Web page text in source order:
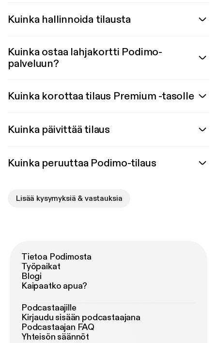
Kuinka hallinnoida tilausta
Kuinka ostaa lahjakortti Podimo-
palveluun?
Kuinka korottaa tilaus Premium -tasolle
Kuinka päivittää tilaus
Kuinka peruuttaa Podimo-tilaus
Lisää kysymyksiä & vastauksia
Tietoa Podimosta
Työpaikat
Blogi
Kaipaatko apua?
Podcastaajille
Kirjaudu sisään podcastaajana
Podcastaajan FAQ
Yhteisön säännöt